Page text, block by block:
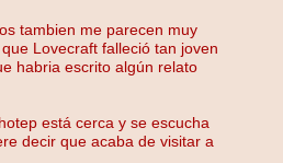
tambien me parecen muy
Lovecraft falleció tan joven
habria escrito algún relato
está cerca y se escucha
decir que acaba de visitar a